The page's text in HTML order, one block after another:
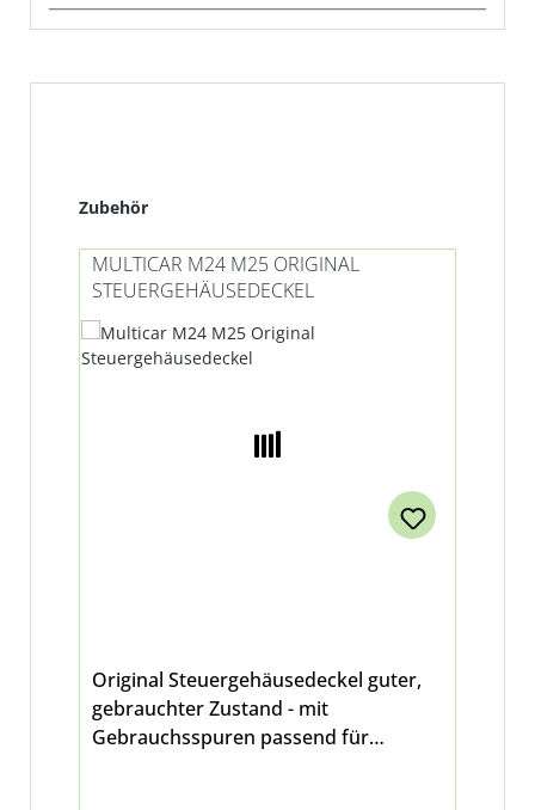
Produktgalerie überspringen
Zubehör
MULTICAR M24 M25 ORIGINAL
STEUERGEHÄUSEDECKEL
Original Steuergehäusedeckel guter,
gebrauchter Zustand - mit
Gebrauchsspuren passend für